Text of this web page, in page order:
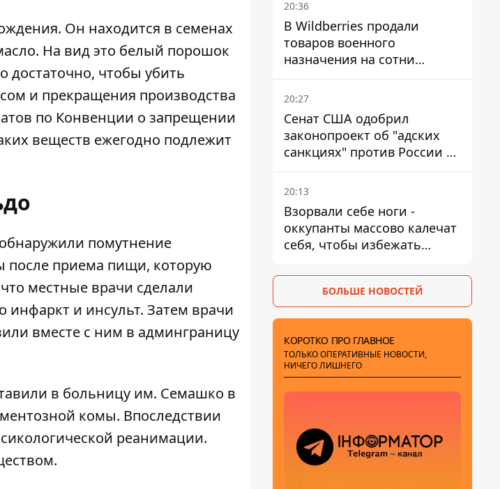
Он находится в семенах
На вид это белый порошок
достаточно, чтобы убить
и прекращения производства
по Конвенции о запрещении
веществ ежегодно подлежит
обнаружили помутнение
после приема пищи, которую
местные врачи сделали
и инсульт. Затем врачи
вместе с ним в админграницу
в больницу им. Семашко в
комы. Впоследствии
реанимации.
20:36
В Wildberries продали
товаров военного
назначения на сотни
миллионов, но удары ВСУ
изменили ситуацию
20:27
Сенат США одобрил
законопроект об "адских
санкциях" против России и
Ирана
20:13
Взорвали себе ноги -
оккупанты массово калечат
себя, чтобы избежать
БОЛЬШЕ НОВОСТЕЙ
КОРОТКО ПРО ГЛАВНОЕ
ТОЛЬКО ОПЕРАТИВНЫЕ НОВОСТИ,
НИЧЕГО ЛИШНЕГО